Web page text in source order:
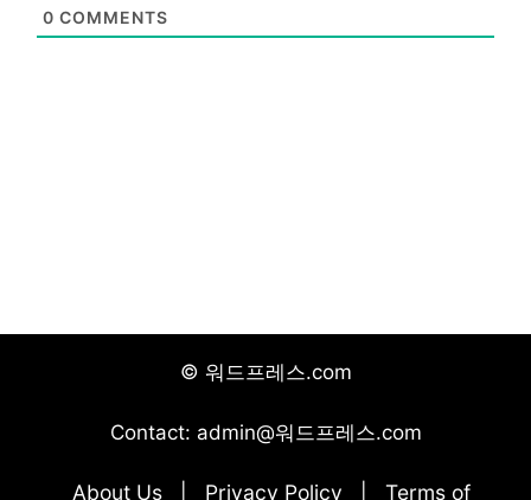
0 COMMENTS
© 워드프레스.com
Contact: admin@워드프레스.com
About Us Privacy Policy Terms of